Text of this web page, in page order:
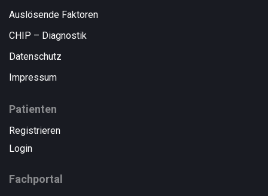
Auslösende Faktoren
CHIP – Diagnostik
Datenschutz
Impressum
Patienten
Registrieren
Login
Fachportal